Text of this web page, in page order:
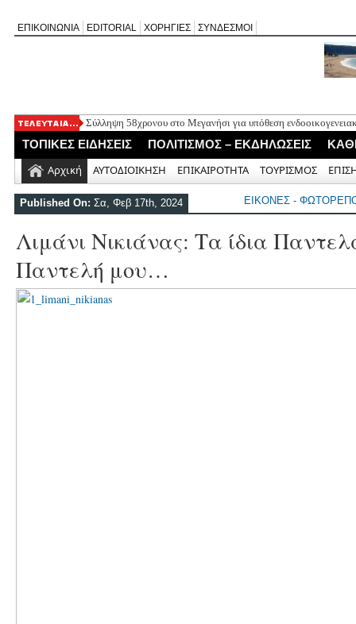
ΕΠΙΚΟΙΝΩΝΙΑ EDITORIAL ΧΟΡΗΓΙΕΣ ΣΥΝΔΕΣΜΟΙ
Σύλληψη 58χρονου στο Μεγανήσι για υπόθεση
Δύο συλλήψεις για κατοχή κάνναβης στη Λευκάδα στο πλαίσιο
Mέχρι τον Άγιο Νικόλαο Βόνιτσας έφτανε σήμερα το
Αφιέρωμα στον Ηλία Λογοθέτη απόψε στο Κηποθέατρο
Γράμμο
ΤΟΠΙΚΕΣ ΕΙΔΗΣΕΙΣ ΠΟΛΙΤΙΣΜΟΣ – ΕΚΔΗΛΩΣΕΙΣ
Αρχική ΑΥΤΟΔΙΟΙΚΗΣΗ ΕΠΙΚΑΙΡΟΤΗΤΑ ΤΟΥΡΙΣΜΟΣ
Published On: Σα, Φεβ 17th, 2024 ΕΙΚΟΝΕΣ -
Λιμάνι Νικιάνας: Τα ίδια
Παντελή μου…